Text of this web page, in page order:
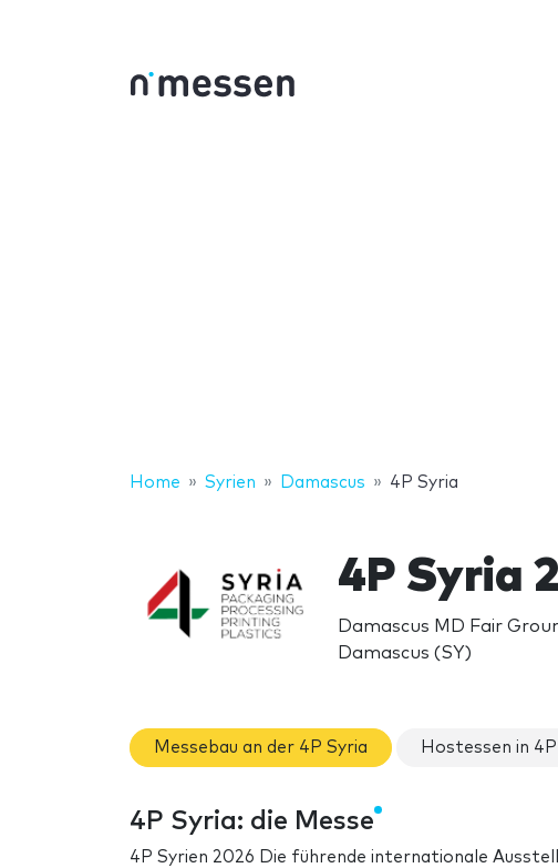
Home Syrien Damascus 4P Syria
4P Syria
Damascus MD Fair
Damascus (SY)
Messebau an der 4P Syria Hostessen in
4P Syria: die Messe
4P Syrien 2026 Die führende internationale